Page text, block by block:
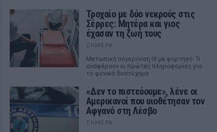
Τροχαίο με δύο νεκρούς στις
Σέρρες: Μητέρα και γιος
έχασαν τη ζωή τους
ΣΉΜΕΡΑ
Μετωπική σύγκρουση ΙΧ με φορτηγό: Τι
αναφέρουν οι πρώτες πληροφορίες για
το φονικό δυστύχημα
«Δεν το πιστεύουμε», λένε οι
Αμερικανοί που υιοθέτησαν τον
Αφγανό στη Λέσβο
ΣΉΜΕΡΑ